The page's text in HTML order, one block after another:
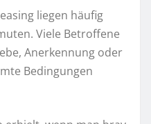
liegen häufig
Viele Betroffene
Anerkennung oder
Bedingungen